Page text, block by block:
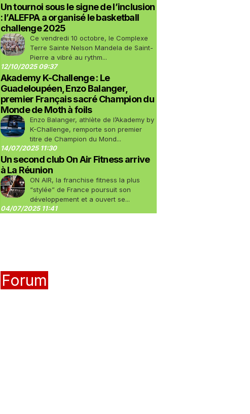
Un tournoi sous le signe de l’inclusion
: l’ALEFPA a organisé le basketball
challenge 2025
Ce vendredi 10 octobre, le Complexe
Terre Sainte Nelson Mandela de Saint-
Pierre a vibré au rythm...
12/10/2025 09:37
Akademy K-Challenge : Le
Guadeloupéen, Enzo Balanger,
premier Français sacré Champion du
Monde de Moth à foils
Enzo Balanger, athlète de l’Akademy by
K-Challenge, remporte son premier
titre de Champion du Mond...
14/07/2025 11:30
Un second club On Air Fitness arrive
à La Réunion
ON AIR, la franchise fitness la plus
“stylée” de France poursuit son
développement et a ouvert se...
04/07/2025 11:41
Forum